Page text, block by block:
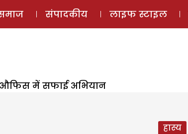
संपादकीय लाइफ स्टाइल
में सफाई अभियान
हास्य